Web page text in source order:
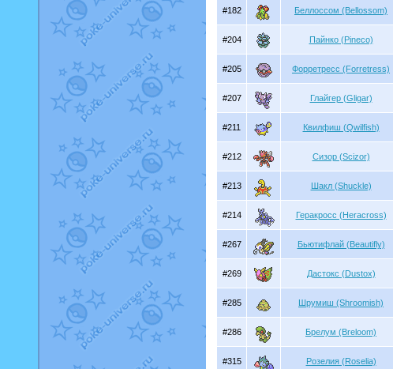
#182 Беллоссом (Bellossom)
#204 Пайнко (Pineco)
#205 Форретресс (Forretress)
#207 Глайгер (Gligar)
#211 Квилфиш (Qwilfish)
#212 Сизор (Scizor)
#213 Шакл (Shuckle)
#214 Геракросс (Heracross)
#267 Бьютифлай (Beautifly)
#269 Дастокс (Dustox)
#285 Шрумиш (Shroomish)
#286 Брелум (Breloom)
#315 Розелия (Roselia)